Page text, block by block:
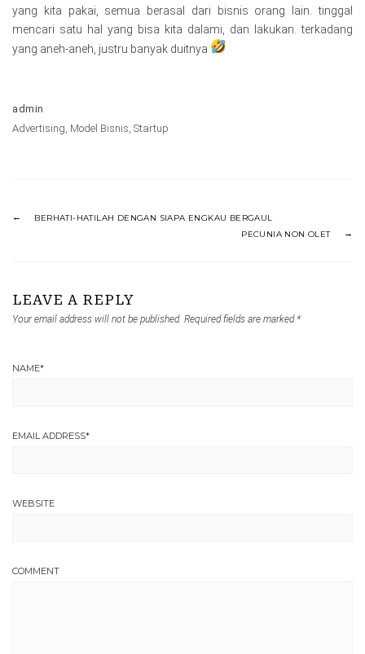
yang kita pakai, semua berasal dari bisnis orang lain. tinggal
mencari satu hal yang bisa kita dalami, dan lakukan. terkadang
yang aneh-aneh, justru banyak duitnya
admin
Advertising Model Bisnis Startup
BERHATI-HATILAH DENGAN SIAPA ENGKAU BERGAUL
PECUNIA NON OLET
LEAVE A REPLY
Your email address will not be published. Required fields are marked *
NAME*
EMAIL ADDRESS*
WEBSITE
COMMENT